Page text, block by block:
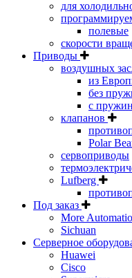
для
полевые
скорости
Приводы
воздушных
из
без
с
клапанов
Polar
сервоприводы
Lufberg
Под заказ
More
Sichuan
Серверное
Huawei
Cisco